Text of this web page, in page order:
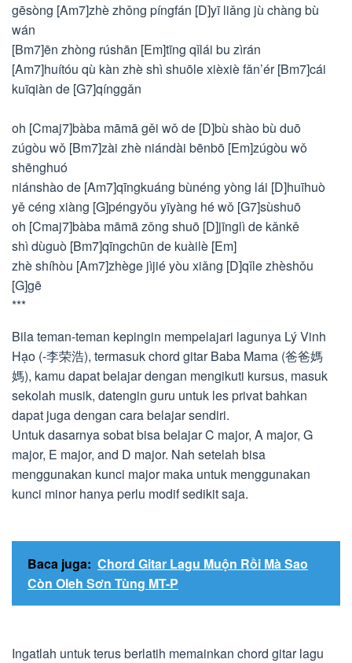
gēsòng [Am7]zhè zhǒng píngfán [D]yī liǎng jù chàng bù
wán
[Bm7]ēn zhòng rúshān [Em]tīng qǐlái bu zìrán
[Am7]huítóu qù kàn zhè shì shuōle xièxiè fǎn’ér [Bm7]cái
kuīqiàn de [G7]qínggǎn
oh [Cmaj7]bàba māmā gěi wǒ de [D]bù shào bù duō
zúgòu wǒ [Bm7]zài zhè niándài bēnbō [Em]zúgòu wǒ
shēnghuó
niánshào de [Am7]qīngkuáng bùnéng yòng lái [D]huīhuò
yě céng xiàng [G]péngyǒu yīyàng hé wǒ [G7]sùshuō
oh [Cmaj7]bàba māmā zǒng shuō [D]jīnglì de kǎnkě
shì dùguò [Bm7]qīngchūn de kuàilè [Em]
zhè shíhòu [Am7]zhège jìjié yòu xiǎng [D]qǐle zhèshǒu
[G]gē
***
Bila teman-teman kepingin mempelajari lagunya Lý Vinh
Hạo (-李荣浩), termasuk chord gitar Baba Mama (爸爸媽
媽), kamu dapat belajar dengan mengikuti kursus, masuk
sekolah musik, datengin guru untuk les privat bahkan
dapat juga dengan cara belajar sendiri.
Untuk dasarnya sobat bisa belajar C major, A major, G
major, E major, and D major. Nah setelah bisa
menggunakan kunci major maka untuk menggunakan
kunci minor hanya perlu modif sedikit saja.
Baca juga: Chord Gitar Lagu Muộn Rồi Mà Sao
Còn Oleh Sơn Tùng MT-P
Ingatlah untuk terus berlatih memainkan chord gitar lagu